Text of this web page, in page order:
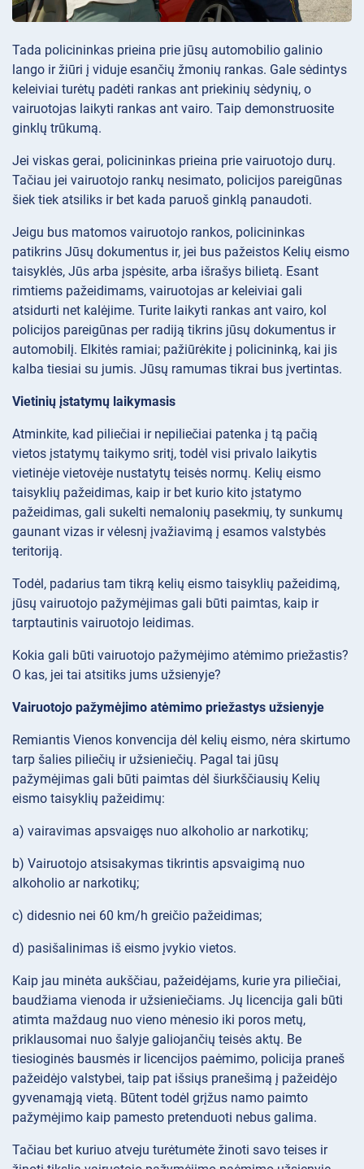
Tada policininkas prieina prie jūsų automobilio galinio
lango ir žiūri į viduje esančių žmonių rankas. Gale sėdintys
keleiviai turėtų padėti rankas ant priekinių sėdynių, o
vairuotojas laikyti rankas ant vairo. Taip demonstruosite
ginklų trūkumą.
Jei viskas gerai, policininkas prieina prie vairuotojo durų.
Tačiau jei vairuotojo rankų nesimato, policijos pareigūnas
šiek tiek atsiliks ir bet kada paruoš ginklą panaudoti.
Jeigu bus matomos vairuotojo rankos, policininkas
patikrins Jūsų dokumentus ir, jei bus pažeistos Kelių eismo
taisyklės, Jūs arba įspėsite, arba išrašys bilietą. Esant
rimtiems pažeidimams, vairuotojas ar keleiviai gali
atsidurti net kalėjime. Turite laikyti rankas ant vairo, kol
policijos pareigūnas per radiją tikrins jūsų dokumentus ir
automobilį. Elkitės ramiai; pažiūrėkite į policininką, kai jis
kalba tiesiai su jumis. Jūsų ramumas tikrai bus įvertintas.
Vietinių įstatymų laikymasis
Atminkite, kad piliečiai ir nepiliečiai patenka į tą pačią
vietos įstatymų taikymo sritį, todėl visi privalo laikytis
vietinėje vietovėje nustatytų teisės normų. Kelių eismo
taisyklių pažeidimas, kaip ir bet kurio kito įstatymo
pažeidimas, gali sukelti nemalonių pasekmių, ty sunkumų
gaunant vizas ir vėlesnį įvažiavimą į esamos valstybės
teritoriją.
Todėl, padarius tam tikrą kelių eismo taisyklių pažeidimą,
jūsų vairuotojo pažymėjimas gali būti paimtas, kaip ir
tarptautinis vairuotojo leidimas.
Kokia gali būti vairuotojo pažymėjimo atėmimo priežastis?
O kas, jei tai atsitiks jums užsienyje?
Vairuotojo pažymėjimo atėmimo priežastys užsienyje
Remiantis Vienos konvencija dėl kelių eismo, nėra skirtumo
tarp šalies piliečių ir užsieniečių. Pagal tai jūsų
pažymėjimas gali būti paimtas dėl šiurkščiausių Kelių
eismo taisyklių pažeidimų:
a) vairavimas apsvaigęs nuo alkoholio ar narkotikų;
b) Vairuotojo atsisakymas tikrintis apsvaigimą nuo
alkoholio ar narkotikų;
c) didesnio nei 60 km/h greičio pažeidimas;
d) pasišalinimas iš eismo įvykio vietos.
Kaip jau minėta aukščiau, pažeidėjams, kurie yra piliečiai,
baudžiama vienoda ir užsieniečiams. Jų licencija gali būti
atimta maždaug nuo vieno mėnesio iki poros metų,
priklausomai nuo šalyje galiojančių teisės aktų. Be
tiesioginės bausmės ir licencijos paėmimo, policija praneš
pažeidėjo valstybei, taip pat išsiųs pranešimą į pažeidėjo
gyvenamąją vietą. Būtent todėl grįžus namo paimto
pažymėjimo kaip pamesto pretenduoti nebus galima.
Tačiau bet kuriuo atveju turėtumėte žinoti savo teises ir